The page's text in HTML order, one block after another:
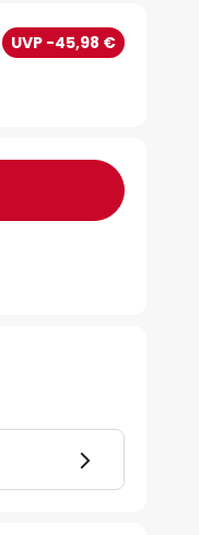
UVP -45,98 €